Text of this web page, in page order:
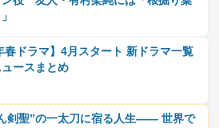
春ドラマ】4月スタート 新ドラマ一覧
ュースまとめ
剣聖”の一太刀に宿る人生―― 世界で